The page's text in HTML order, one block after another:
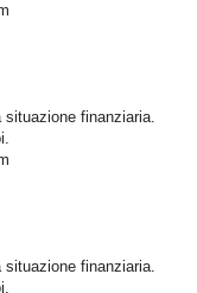
situazione finanziaria.
situazione finanziaria.